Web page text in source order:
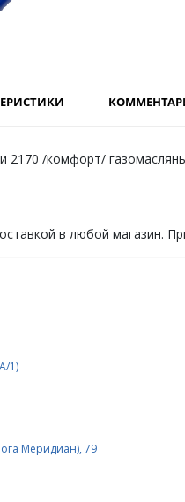
2170 /комфорт/
в любой магазин.
1)
Меридиан), 79